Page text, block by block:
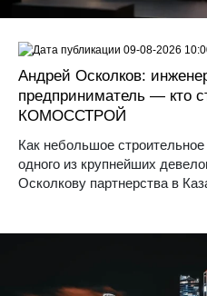
Андрей Осколков:
предприниматель — кто
КОМОССТРОЙ
Как небольшое
одного из крупнейших
Осколкову партнерства в
09-08-2026